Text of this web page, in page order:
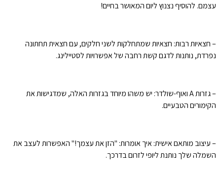
עצמם. להוסיף נצנוץ ליום המאושר בחיים!
– חצאיות רבות: חצאיות שמתחלקות לשני חלקים, עם חצאית תחתונה
נפרדת, נותנות לדגם קשת רחבה של אפשרויות לסטיילינג.
– גזרות A ואוף-שולדר: יש משהו מיוחד בגזרות האלה, שמדגישות את
הקימורים הטבעיים.
– עיצוב מותאם אישית: איך אומרות: "הזן את עצמך!" האפשרות לעצב את
השמלה שלך נותנת ליופי לזרום בדרכך.